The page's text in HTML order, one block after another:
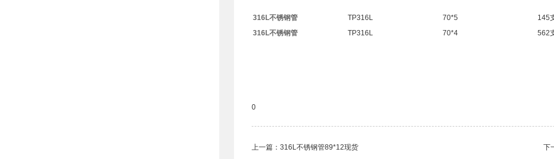
316L不锈钢管 TP316L 70*5 145
316L不锈钢管
TP316L 70*4 562
0
上一篇： 316L不锈钢管89*12现货 下